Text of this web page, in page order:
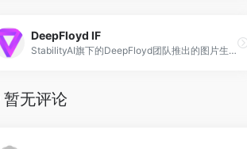
DeepFloyd IF
StabilityAI旗下的DeepFloyd团队推出的图片生成模型
暂无评论